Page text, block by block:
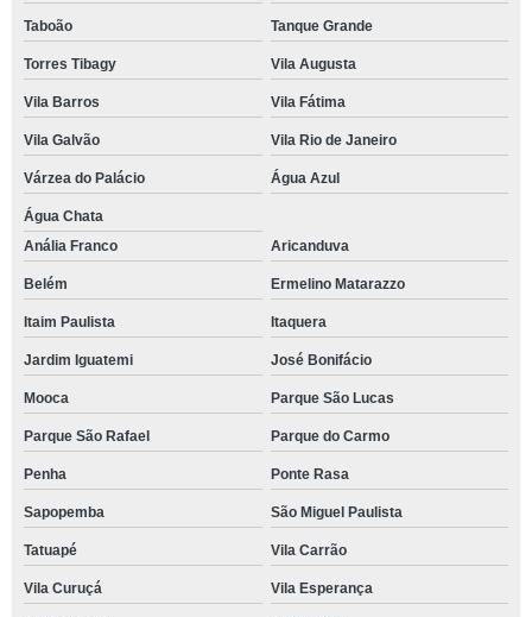
Taboão Tanque Grande
Torres Tibagy Vila Augusta
Vila Barros Vila Fátima
Vila Galvão Vila Rio de Janeiro
Várzea do Palácio Água Azul
Água Chata
Anália Franco
Aricanduva
Belém Ermelino Matarazzo
Itaim Paulista Itaquera
Jardim Iguatemi José Bonifácio
Mooca Parque São Lucas
Parque São Rafael Parque do Carmo
Penha Ponte Rasa
Sapopemba São Miguel Paulista
Tatuapé Vila Carrão
Vila Curuçá Vila Esperança